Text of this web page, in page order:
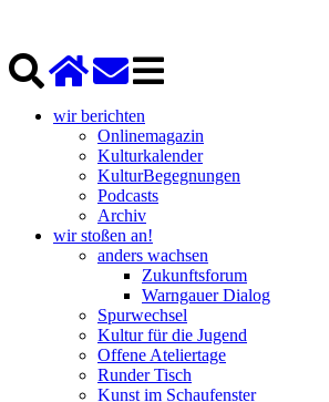
wir berichten
Onlinemagazin
Kulturkalender
KulturBegegnungen
Podcasts
Archiv
wir stoßen an!
anders wachsen
Zukunftsforum
Warngauer Dialog
Spurwechsel
Kultur für die Jugend
Offene Ateliertage
Runder Tisch
Kunst im Schaufenster